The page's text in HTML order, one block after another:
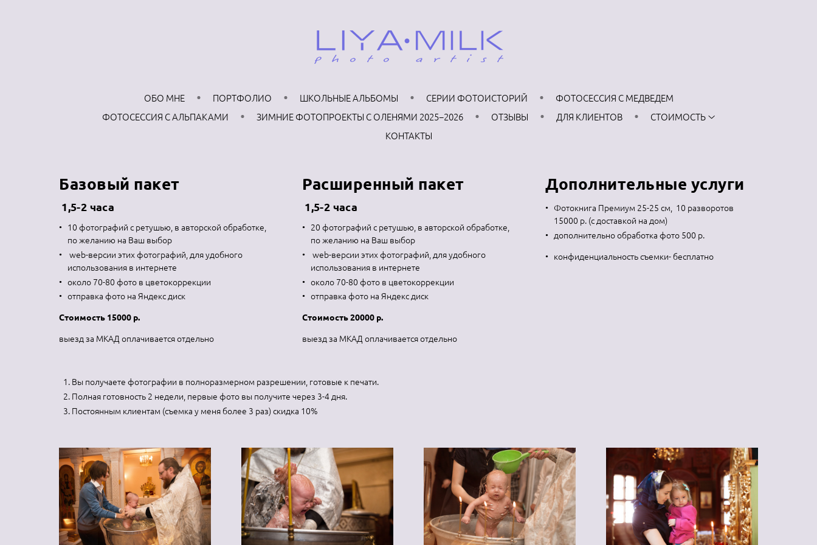
ОБО МНЕ ПОРТФОЛИО ШКОЛЬНЫЕ АЛЬБОМЫ СЕРИИ ФОТОИСТОРИЙ
ФОТОСЕССИЯ С МЕДВЕДЕМ
ФОТОСЕССИЯ С АЛЬПАКАМИ
ЗИМНИЕ ФОТОПРОЕКТЫ С ОЛЕНЯМИ 2025−2026 ОТЗЫВЫ ДЛЯ КЛИЕНТОВ
СТОИМОСТЬ
КОНТАКТЫ
Базовый пакет
1,5-2 часа
10 фотографий с ретушью, в авторской обработке,
по желанию на Ваш выбор
web-версии этих фотографий, для удобного
использования в интернете
около 70-80 фото в цветокоррекции
отправка фото на Яндекс диск
Стоимость 15000 р.
выезд за МКАД оплачивается отдельно
Расширенный пакет
1,5-2 часа
20 фотографий с ретушью, в авторской обработке,
по желанию на Ваш выбор
web-версии этих фотографий, для удобного
использования в интернете
около 70-80 фото в цветокоррекции
отправка фото на Яндекс диск
Стоимость 20000 р.
выезд за МКАД оплачивается отдельно
Дополнительные услуги
Фотокнига Премиум 25-25 см, 10 разворотов
15000 р. (с доставкой на дом)
дополнительно обработка фото 500 р.
конфиденциальность съемки- бесплатно
Вы получаете фотографии в полноразмерном разрешении, готовые к печати.
Полная готовность 2 недели, первые фото вы получите через 3-4 дня.
Постоянным клиентам (съемка у меня более 3 раз) скидка 10%